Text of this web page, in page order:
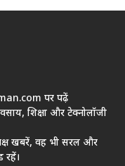
पर पढ़ें
शिक्षा और टेक्नोलॉजी
खबरें, वह भी सरल और
रहें।